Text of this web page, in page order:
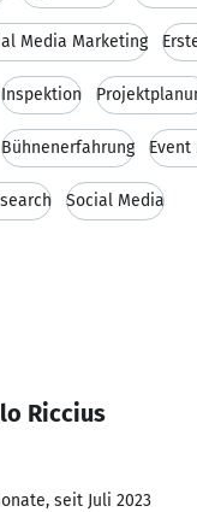
Media Marketing
Inspektion
Bühnenerfahrung Event
Social Media
Riccius
seit Juli 2023